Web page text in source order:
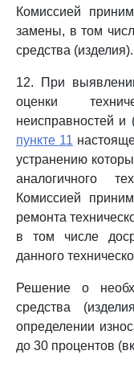
Комиссией
замены, в том
средства (изделия).
12. При
оценки
неисправностей и
пункте 11
устранению
аналогичного
Комиссией
ремонта
в том числе
данного
Решение о
средства
определении
до 30 процентов